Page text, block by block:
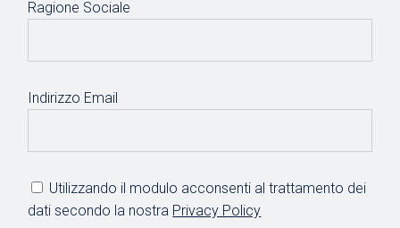
Ragione Sociale
Indirizzo Email
Utilizzando il modulo acconsenti al trattamento dei
dati secondo la nostra Privacy Policy